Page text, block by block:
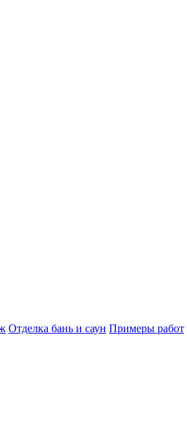
Отделка бань и саун Примеры работ